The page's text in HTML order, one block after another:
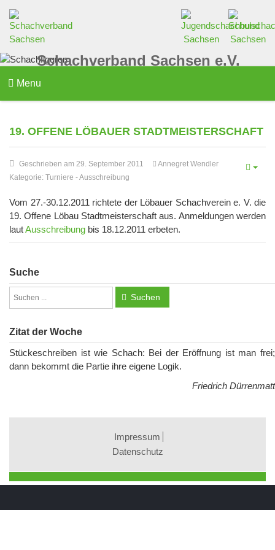
Schachverband Sachsen e.V.
Menu
19. OFFENE LÖBAUER STADTMEISTERSCHAFT
Geschrieben am 29. September 2011
Annegret Wendler
Kategorie: Turniere -Ausschreibung
Vom 27.-30.12.2011 richtete der Löbauer Schachverein e. V. die
19. Offene Löbau Stadtmeisterschaft aus. Anmeldungen werden
lautAusschreibung bis 18.12.2011 erbeten.
Suche
Suchen
Zitat der Woche
Stückeschreiben ist wie Schach: Bei der Eröffnung ist man frei;
dann bekommt die Partie ihre eigene Logik.
Friedrich Dürrenmatt
Impressum
Datenschutz